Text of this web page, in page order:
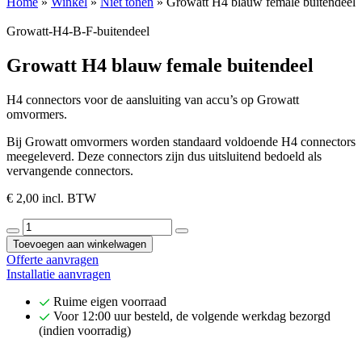
Growatt-H4-B-F-buitendeel
Growatt H4 blauw female buitendeel
H4 connectors voor de aansluiting van accu’s op Growatt
omvormers.
Bij Growatt omvormers worden standaard voldoende H4 connectors
meegeleverd. Deze connectors zijn dus uitsluitend bedoeld als
vervangende connectors.
€ 2,00 incl. BTW
Growatt
H4
blauw
female
buitendeel
aantal
Toevoegen aan winkelwagen
Offerte aanvragen
Installatie aanvragen
Ruime eigen voorraad
Voor 12:00 uur besteld, de volgende werkdag bezorgd
(indien voorradig)